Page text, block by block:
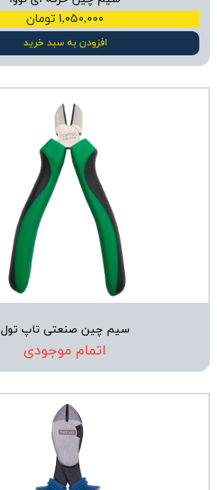
۱,۰۵۰,۰۰۰ تومان
افزودن به سبد خرید
سیم چین صنعتی تاپ تول
اتمام موجودی